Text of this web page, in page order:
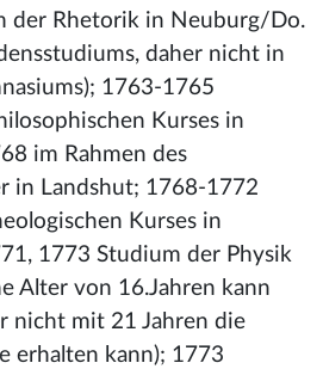
der Rhetorik in Neuburg/Do.
daher nicht in
1763-1765
Kurses in
im Rahmen des
in Landshut; 1768-1772
Kurses in
1773 Studium der Physik
Alter von 16.Jahren kann
nicht mit 21 Jahren die
erhalten kann); 1773